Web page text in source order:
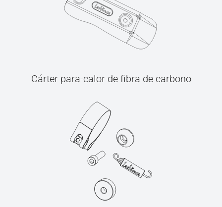
Cárter para-calor de fibra de carbono